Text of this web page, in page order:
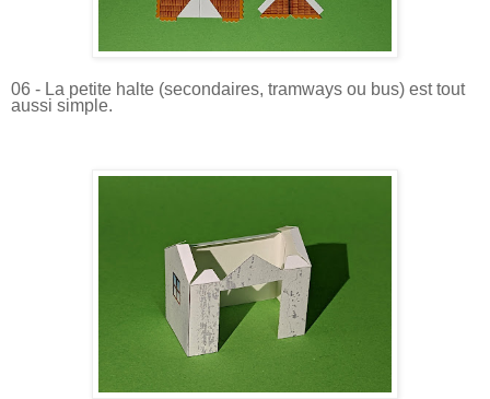
06 - La petite halte (secondaires, tramways ou bus) est tout
aussi simple.